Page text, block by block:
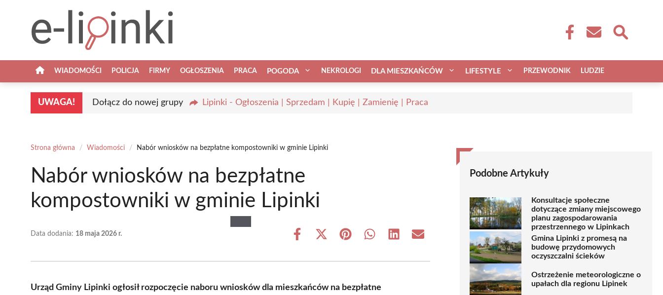
WIADOMOŚCI POLICJA FIRMY OGŁOSZENIA PRACA POGODA NEKROLOGI DLA MIESZKAŃCÓW LIFESTYLE PRZEWODNIK LUDZIE
UWAGA! Dołącz do nowej grupy Lipinki - Ogłoszenia | Sprzedam | Kupię | Zamienię | Praca
Strona główna / Wiadomości / Nabór wniosków na bezpłatne kompostowniki w gminie Lipinki
Nabór wniosków na bezpłatne
kompostowniki w gminie Lipinki
Data dodania: 18 maja 2026 r.
Share
Share
(Twitter)
Share Share Share Share
Urząd Gminy Lipinki ogłosił rozpoczęcie naboru wniosków dla mieszkańców na bezpłatne
Podobne Artykuły
Konsultacje społeczne
dotyczące zmiany miejscowego
planu zagospodarowania
przestrzennego w Lipinkach
Gmina Lipinki z promesą na
budowę przydomowych
oczyszczalni ścieków
Ostrzeżenie meteorologiczne o
upałach dla regionu Lipinek